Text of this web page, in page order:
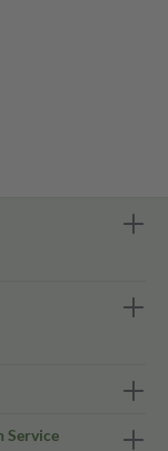
Service